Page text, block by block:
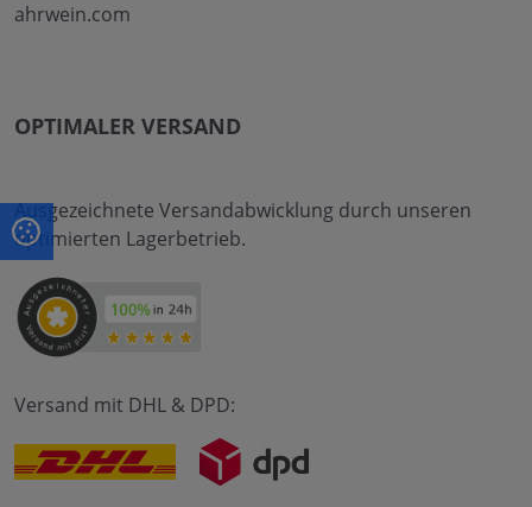
ahrwein.com
OPTIMALER VERSAND
Ausgezeichnete Versandabwicklung durch unseren
optimierten Lagerbetrieb.
Versand mit DHL & DPD: